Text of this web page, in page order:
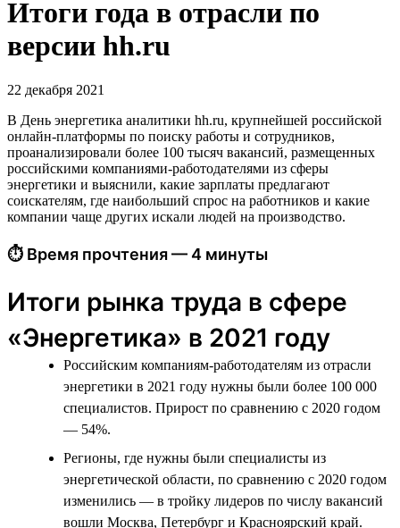
Итоги года в отрасли по
версии hh.ru
22 декабря 2021
В День энергетика аналитики hh.ru, крупнейшей российской
онлайн-платформы по поиску работы и сотрудников,
проанализировали более 100 тысяч вакансий, размещенных
российскими компаниями-работодателями из сферы
энергетики и выяснили, какие зарплаты предлагают
соискателям, где наибольший спрос на работников и какие
компании чаще других искали людей на производство.
⏱ Время прочтения — 4 минуты
Итоги рынка труда в сфере
«Энергетика» в 2021 году
Российским компаниям-работодателям из отрасли
энергетики в 2021 году нужны были более 100 000
специалистов. Прирост по сравнению с 2020 годом
— 54%.
Регионы, где нужны были специалисты из
энергетической области, по сравнению с 2020 годом
изменились — в тройку лидеров по числу вакансий
вошли Москва, Петербург и Красноярский край.